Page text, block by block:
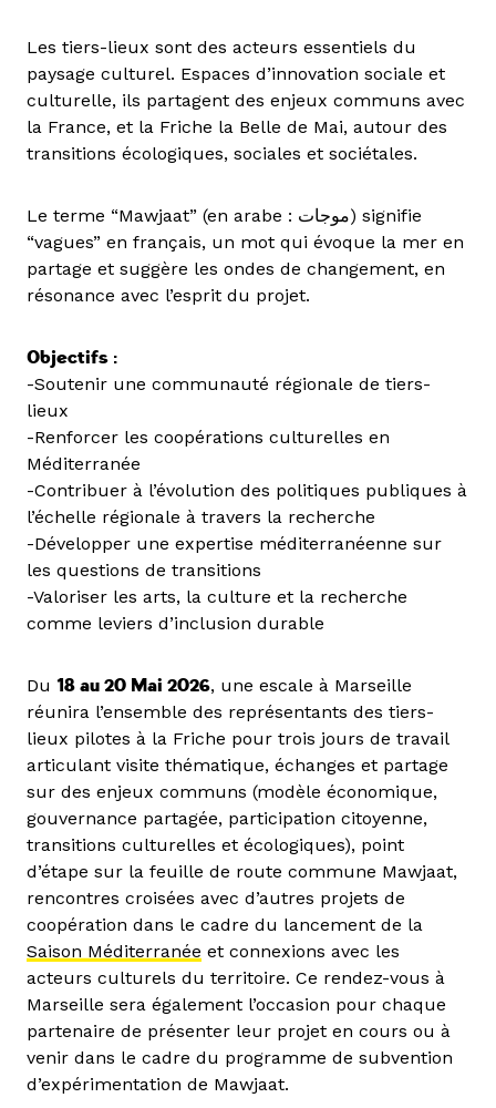
Les tiers-lieux sont des acteurs essentiels du
paysage culturel. Espaces d’innovation sociale et
culturelle, ils partagent des enjeux communs avec
la France, et la Friche la Belle de Mai, autour des
transitions écologiques, sociales et sociétales.
Le terme “Mawjaat” (en arabe : موجات) signifie
“vagues” en français, un mot qui évoque la mer en
partage et suggère les ondes de changement, en
résonance avec l’esprit du projet.
Objectifs :
-Soutenir une communauté régionale de tiers-
lieux
-Renforcer les coopérations culturelles en
Méditerranée
-Contribuer à l’évolution des politiques publiques à
l’échelle régionale à travers la recherche
-Développer une expertise méditerranéenne sur
les questions de transitions
-Valoriser les arts, la culture et la recherche
comme leviers d’inclusion durable
Du 18 au 20 Mai 2026, une escale à Marseille
réunira l’ensemble des représentants des tiers-
lieux pilotes à la Friche pour trois jours de travail
articulant visite thématique, échanges et partage
sur des enjeux communs (modèle économique,
gouvernance partagée, participation citoyenne,
transitions culturelles et écologiques), point
d’étape sur la feuille de route commune Mawjaat,
rencontres croisées avec d’autres projets de
coopération dans le cadre du lancement de la
Saison Méditerranée et connexions avec les
acteurs culturels du territoire. Ce rendez-vous à
Marseille sera également l’occasion pour chaque
partenaire de présenter leur projet en cours ou à
venir dans le cadre du programme de subvention
d’expérimentation de Mawjaat.